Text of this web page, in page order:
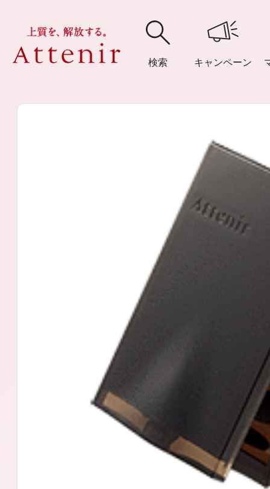
検索 キャンペーン
アテニア
ブランドサイ
お友達紹介サ